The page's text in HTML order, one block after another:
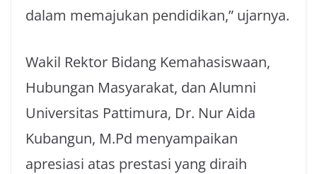
dalam memajukan pendidikan,” ujarnya.
Wakil Rektor Bidang Kemahasiswaan,
Hubungan Masyarakat, dan Alumni
Universitas Pattimura, Dr. Nur Aida
Kubangun, M.Pd menyampaikan
apresiasi atas prestasi yang diraih